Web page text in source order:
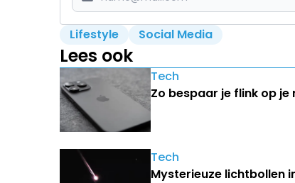
Lifestyle Social Media
Lees ook
Tech
Zo bespaar je flink op
Tech
Mysterieuze lichtbollen